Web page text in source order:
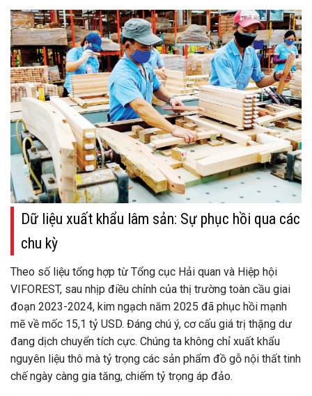
Dữ liệu xuất khẩu lâm sản: Sự phục hồi qua các
chu kỳ
Theo số liệu tổng hợp từ Tổng cục Hải quan và Hiệp hội
VIFOREST, sau nhịp điều chỉnh của thị trường toàn cầu giai
đoạn 2023-2024, kim ngạch năm 2025 đã phục hồi mạnh
mẽ về mốc 15,1 tỷ USD. Đáng chú ý, cơ cấu giá trị thặng dư
đang dịch chuyển tích cực. Chúng ta không chỉ xuất khẩu
nguyên liệu thô mà tỷ trọng các sản phẩm đồ gỗ nội thất tinh
chế ngày càng gia tăng, chiếm tỷ trọng áp đảo.